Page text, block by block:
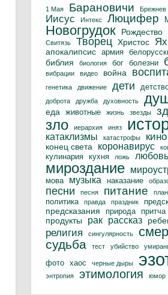
1 Мая Барановичи Брежнев
Иисус Интекс Люцифер
Новогрудок Рождество
Свитязь Творец Христос
апокалипсис армия
библия биология бог болезни
вибрации видео война
генетика движение дети
доброта дружба духовность
еда животные жизнь звезды
зло иерархия иняз
катаклизмы катастрофы кино
конец света коронавирус
кулинария кухня ложь любовь
мироздание
мова музыка наказание
песни песня питание
политика
правда праздник
предсказания природа притча
продукты рак рассказ
религия сингулярность
судьба тест убийство
фото хаос черные дыры
энтропия этимология юмор